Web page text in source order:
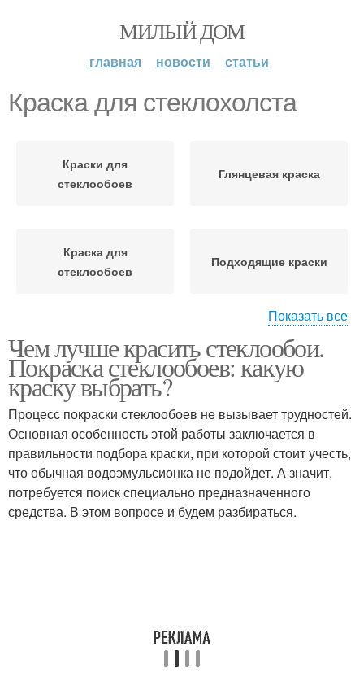
МИЛЫЙ ДОМ
главная новости статьи
Краска для стеклохолста
Краски для
стеклообоев
Глянцевая краска
Краска для
стеклообоев
Подходящие краски
Акриловые краски Латексные краски
Силиконовые краски
Показать все
Чем лучше красить стеклообои.
Покраска стеклообоев: какую
краску выбрать?
Процесс покраски стеклообоев не вызывает трудностей.
Основная особенность этой работы заключается в
правильности подбора краски, при которой стоит учесть,
что обычная водоэмульсионка не подойдет. А значит,
потребуется поиск специально предназначенного
средства. В этом вопросе и будем разбираться.